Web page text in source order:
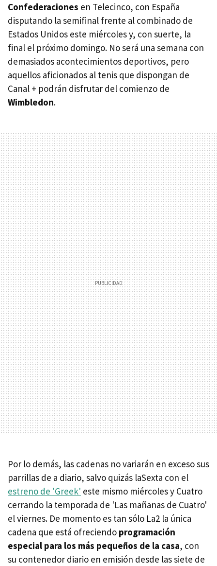
Confederaciones en Telecinco, con España
disputando la semifinal frente al combinado de
Estados Unidos este miércoles y, con suerte, la
final el próximo domingo. No será una semana con
demasiados acontecimientos deportivos, pero
aquellos aficionados al tenis que dispongan de
Canal + podrán disfrutar del comienzo de
Wimbledon.
Por lo demás, las cadenas no variarán en exceso sus
parrillas de a diario, salvo quizás laSexta con el
estreno de 'Greek' este mismo miércoles y Cuatro
cerrando la temporada de 'Las mañanas de Cuatro'
el viernes. De momento es tan sólo La2 la única
cadena que está ofreciendo programación
especial para los más pequeños de la casa, con
su contenedor diario en emisión desde las siete de